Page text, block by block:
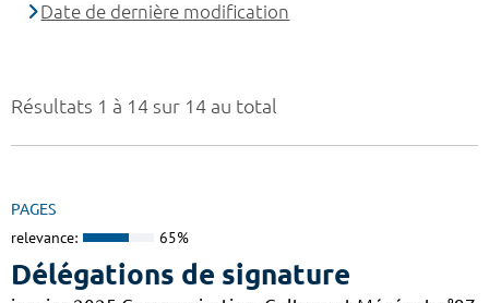
Résultats 1 à 14 sur 14 au total
PAGES
relevance: 65%
Délégations de signature
Date de dernière modification